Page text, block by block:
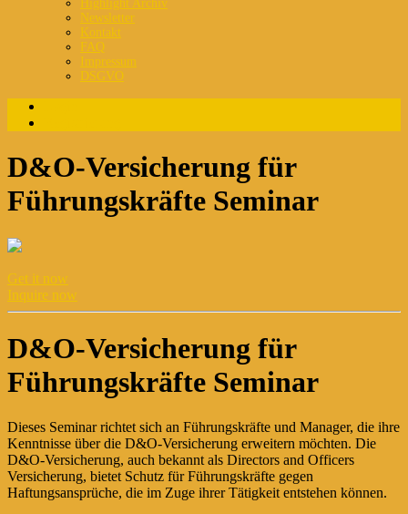
Highlight Archiv
Newsletter
Kontakt
FAQ
Impressum
DSGVO
D&O-Versicherung für
Führungskräfte Seminar
Get it now
Inquire now
D&O-Versicherung für
Führungskräfte Seminar
Dieses Seminar richtet sich an Führungskräfte und Manager, die ihre
Kenntnisse über die D&O-Versicherung erweitern möchten. Die
D&O-Versicherung, auch bekannt als Directors and Officers
Versicherung, bietet Schutz für Führungskräfte gegen
Haftungsansprüche, die im Zuge ihrer Tätigkeit entstehen können.